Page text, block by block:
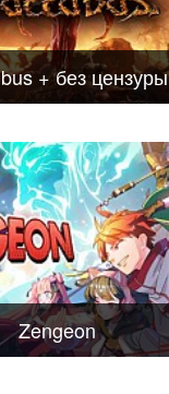
+ без цензуры
Zengeon